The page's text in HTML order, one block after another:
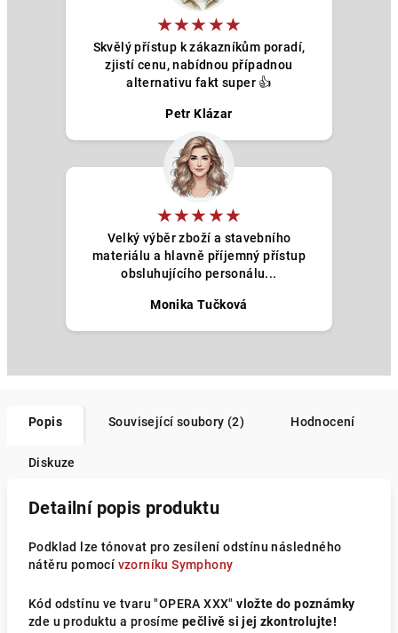
★★★★★
Skvělý přístup k zákazníkům poradí,
zjistí cenu, nabídnou případnou
alternativu fakt super 👍
Petr Klázar
★★★★★
Velký výběr zboží a stavebního
materiálu a hlavně příjemný přístup
obsluhujícího personálu...
Monika Tučková
Popis Související soubory (2) Hodnocení
Diskuze
Detailní popis produktu
Podklad lze tónovat pro zesílení odstínu následného
nátěru pomocí vzorníku Symphony
Kód odstínu ve tvaru "OPERA XXX"vložte do poznámky
zde u produktu a prosíme pečlivě si jej zkontrolujte!